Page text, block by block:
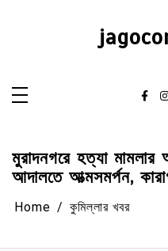
মুরাদনগরে হত্যা
আদালতে আত্মসমর্পন,
Home কুমিল্লার খবর